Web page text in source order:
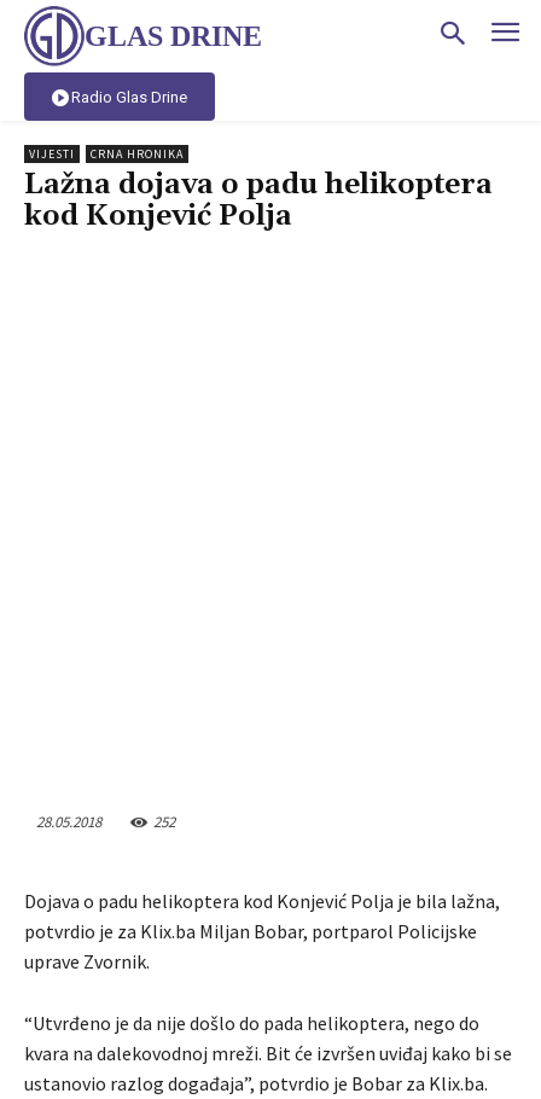
GLAS DRINE
Radio Glas Drine
VIJESTI CRNA HRONIKA
Lažna dojava o padu helikoptera
kod Konjević Polja
28.05.2018 252
Dojava o padu helikoptera kod Konjević Polja je bila lažna,
potvrdio je za Klix.ba Miljan Bobar, portparol Policijske
uprave Zvornik.
“Utvrđeno je da nije došlo do pada helikoptera, nego do
kvara na dalekovodnoj mreži. Bit će izvršen uviđaj kako bi se
ustanovio razlog događaja”, potvrdio je Bobar za Klix.ba.